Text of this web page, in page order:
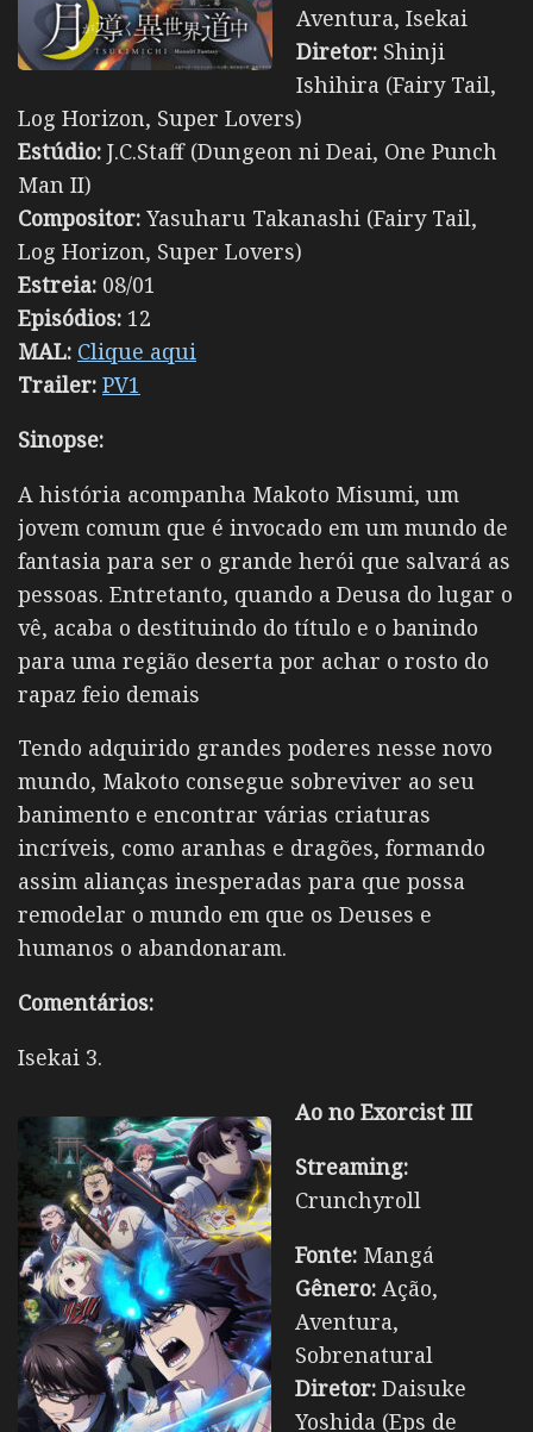
Aventura, Isekai
Diretor: Shinji
Ishihira (Fairy Tail,
Log Horizon, Super Lovers)
Estúdio: J.C.Staff (Dungeon ni Deai, One Punch
Man II)
Compositor: Yasuharu Takanashi (Fairy Tail,
Log Horizon, Super Lovers)
Estreia: 08/01
Episódios: 12
MAL: Clique aqui
Trailer: PV1
Sinopse:
A história acompanha Makoto Misumi, um
jovem comum que é invocado em um mundo de
fantasia para ser o grande herói que salvará as
pessoas. Entretanto, quando a Deusa do lugar o
vê, acaba o destituindo do título e o banindo
para uma região deserta por achar o rosto do
rapaz feio demais
Tendo adquirido grandes poderes nesse novo
mundo, Makoto consegue sobreviver ao seu
banimento e encontrar várias criaturas
incríveis, como aranhas e dragões, formando
assim alianças inesperadas para que possa
remodelar o mundo em que os Deuses e
humanos o abandonaram.
Comentários:
Isekai 3.
Ao no Exorcist III
Streaming:
Crunchyroll
Fonte: Mangá
Gênero: Ação,
Aventura,
Sobrenatural
Diretor: Daisuke
Yoshida (Eps de